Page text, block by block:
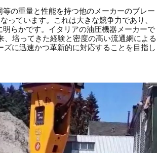
の重量と性能を持つ他のメーカーのブレー
っています。これは大きな競争力であり、
らかです。イタリアの油圧機器メーカーで
、培ってきた経験と密度の高い流通網による
に迅速かつ革新的に対応することを目指し